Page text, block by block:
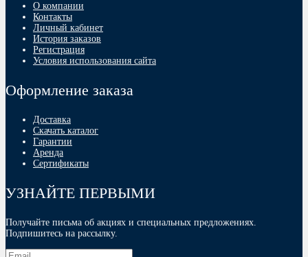
О компании
Контакты
Личный кабинет
История заказов
Регистрация
Условия использования сайта
Оформление заказа
Доставка
Скачать каталог
Гарантии
Аренда
Сертификаты
УЗНАЙТЕ ПЕРВЫМИ
Получайте письма об акциях и специальных предложениях.
Подпишитесь на рассылку.